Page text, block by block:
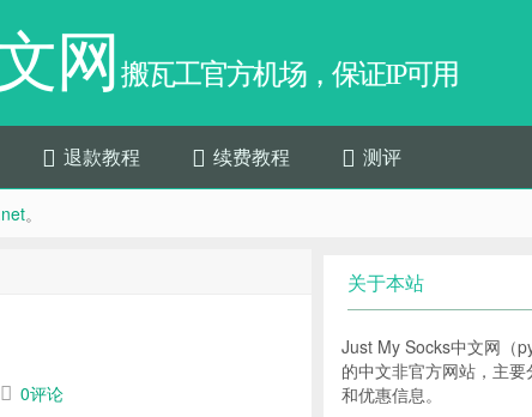
网 搬瓦工官方机场，保证IP可用
退款教程 续费教程 测评
。
0评论
关于本站
Just My Socks中文网（
的中文非官方网站，主
和优惠信息。